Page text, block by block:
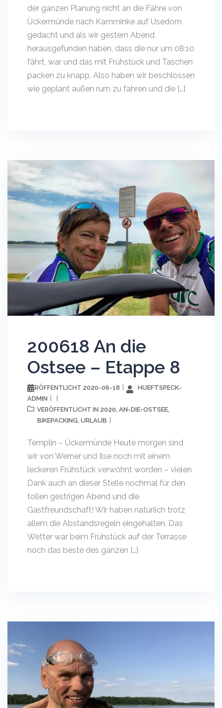
der ganzen Planung nicht an die Fähre von
Ückermünde nach Kamminke auf Usedom
gedacht und als wir gestern Abend
herausgefunden haben, dass die nur um 08:10
fährt, war und das mit Frühstück und Taschen
packen zu knapp. Also haben wir beschlossen
wie geplant außen rum zu fahren und die […]
200618 An die
Ostsee – Etappe 8
VERÖFFENTLICHT 2020-06-18
HUEFTSPECK-
ADMIN
VERÖFFENTLICHT IN 2020, AN-DIE-OSTSEE,
BIKEPACKING, URLAUB
Templin – Ückermünde Heute morgen sind
wir von Werner und Ilse noch mit einem
leckeren Frühstück verwöhnt worden – vielen
Dank auch an dieser Stelle nochmal für den
tollen gestrigen Abend und die
Gastfreundschaft! Wir haben natürlich trotz
allem die Abstandsregeln eingehalten. Das
Wetter war beim Frühstück auf der Terrasse
noch das beste des ganzen […]